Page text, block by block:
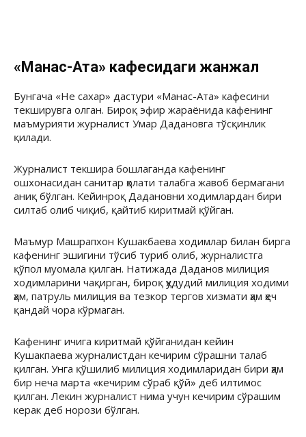
«Манас-Ата» кафесидаги жанжал
Бунгача «Не сахар» дастури «Манас-Ата» кафесини
текширувга олган. Бироқ эфир жараёнида кафенинг
маъмурияти журналист Умар Дадановга тўсқинлик
қилади.
Журналист текшира бошлаганда кафенинг
ошхонасидан санитар ҳолати талабга жавоб бермагани
аниқ бўлган. Кейинроқ Дадановни ходимлардан бири
силтаб олиб чиқиб, қайтиб киритмай қўйган.
Маъмур Машрапхон Кушакбаева ходимлар билан бирга
кафенинг эшигини тўсиб туриб олиб, журналистга
қўпол муомала қилган. Натижада Даданов милиция
ходимларини чақирган, бироқ ҳудудий милиция ходими
ҳам, патруль милиция ва тезкор тергов хизмати ҳам ҳеч
қандай чора кўрмаган.
Кафенинг ичига киритмай қўйганидан кейин
Кушакпаева журналистдан кечирим сўрашни талаб
қилган. Унга қўшилиб милиция ходимларидан бири ҳам
бир неча марта «кечирим сўраб қўй» деб илтимос
қилган. Лекин журналист нима учун кечирим сўрашим
керак деб норози бўлган.